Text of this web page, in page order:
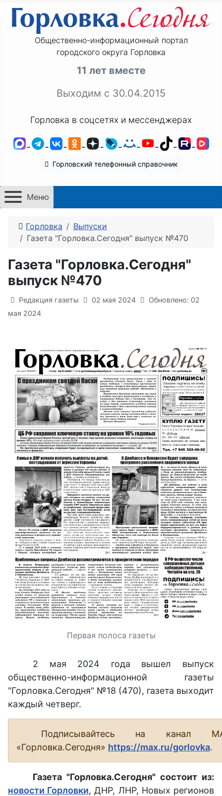
Общественно-информационный портал
городского округа Горловка
11 лет вместе
Выходим с 30.04.2015
Горловка в соцсетях и мессенджерах
MAXTelegram
ВКонтакте
Одноклассники
ДзенLiveJournal
Мой Мир
YouTube
TikTok
Горловский телефонный справочник
Меню
Горловка
Выпуски
Газета "Горловка.Сегодня" выпуск №470
Газета "Горловка.Сегодня"
выпуск №470
Информация о материале
Редакция газеты 02 мая 2024
Обновлено: 02
мая 2024
Первая полоса газеты
2 мая 2024 года вышел выпуск
общественно-информационной газеты
"Горловка.Сегодня" №18 (470), газета выходит
каждый четверг.
Подписывайтесь на канал
«Горловка.Сегодня» https://max.ru/gorlovka.
Газета "Горловка.Сегодня" состоит из:
новости Горловки, ДНР, ЛНР, Новых регионов